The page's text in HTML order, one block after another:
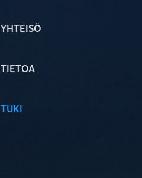
YHTEISÖ
TIETOA
TUKI